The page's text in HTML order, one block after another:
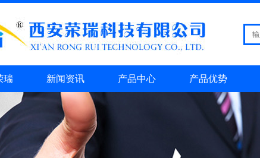
瑞 新闻资讯 产品中心 产品优势